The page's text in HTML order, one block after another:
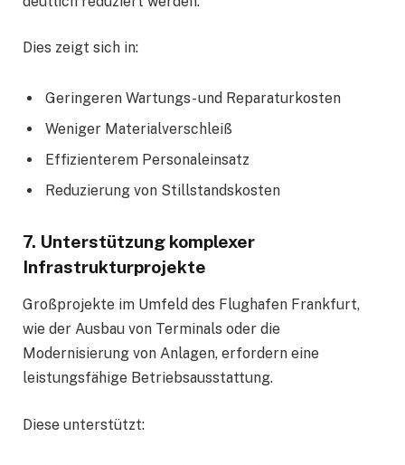
Dies zeigt sich in:
Geringeren Wartungs- und Reparaturkosten
Weniger Materialverschleiß
Effizienterem Personaleinsatz
Reduzierung von Stillstandskosten
7. Unterstützung komplexer
Infrastrukturprojekte
Großprojekte im Umfeld des Flughafen Frankfurt,
wie der Ausbau von Terminals oder die
Modernisierung von Anlagen, erfordern eine
leistungsfähige Betriebsausstattung.
Diese unterstützt: